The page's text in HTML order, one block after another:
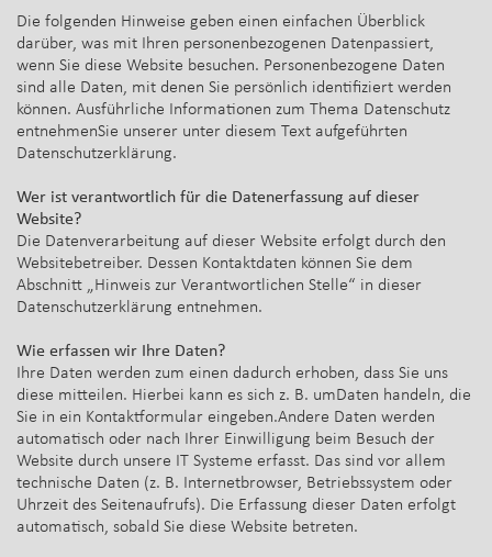
Die folgenden Hinweise geben einen einfachen Überblick
darüber, was mit Ihren personenbezogenen Datenpassiert,
wenn Sie diese Website besuchen. Personenbezogene Daten
sind alle Daten, mit denen Sie persönlich identifiziert werden
können. Ausführliche Informationen zum Thema Datenschutz
entnehmenSie unserer unter diesem Text aufgeführten
Datenschutzerklärung.
Wer ist verantwortlich für die Datenerfassung auf dieser
Website?
Die Datenverarbeitung auf dieser Website erfolgt durch den
Websitebetreiber. Dessen Kontaktdaten können Sie dem
Abschnitt „Hinweis zur Verantwortlichen Stelle“ in dieser
Datenschutzerklärung entnehmen.
Wie erfassen wir Ihre Daten?
Ihre Daten werden zum einen dadurch erhoben, dass Sie uns
diese mitteilen. Hierbei kann es sich z. B. umDaten handeln, die
Sie in ein Kontaktformular eingeben.Andere Daten werden
automatisch oder nach Ihrer Einwilligung beim Besuch der
Website durch unsere IT Systeme erfasst. Das sind vor allem
technische Daten (z. B. Internetbrowser, Betriebssystem oder
Uhrzeit des Seitenaufrufs). Die Erfassung dieser Daten erfolgt
automatisch, sobald Sie diese Website betreten.